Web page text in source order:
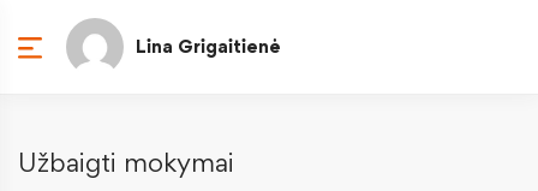
Lina Grigaitienė
Užbaigti mokymai